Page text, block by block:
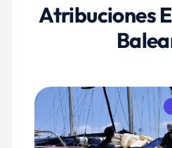
Atribuciones